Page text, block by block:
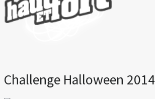
Challenge Halloween 2014